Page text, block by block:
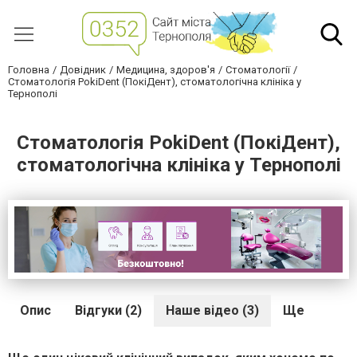
Головна Довідник Медицина, здоров'я
Стоматології
Стоматологія PokiDent (ПокіДент), стоматологічна клініка у
Тернополі
Стоматологія PokiDent (ПокіДент),
стоматологічна клініка у Тернополі
Опис Відгуки (2) Наше відео (3) Ще